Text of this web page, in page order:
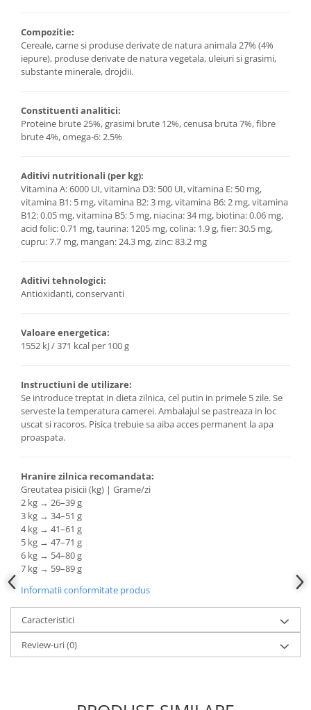
Compozitie:
Cereale, carne si produse derivate de natura animala 27% (4%
iepure), produse derivate de natura vegetala, uleiuri si grasimi,
substante minerale, drojdii.
Constituenti analitici:
Proteine brute 25%, grasimi brute 12%, cenusa bruta 7%, fibre
brute 4%, omega-6: 2.5%
Aditivi nutritionali (per kg):
Vitamina A: 6000 UI, vitamina D3: 500 UI, vitamina E: 50 mg,
vitamina B1: 5 mg, vitamina B2: 3 mg, vitamina B6: 2 mg, vitamina
B12: 0.05 mg, vitamina B5: 5 mg, niacina: 34 mg, biotina: 0.06 mg,
acid folic: 0.71 mg, taurina: 1205 mg, colina: 1.9 g, fier: 30.5 mg,
cupru: 7.7 mg, mangan: 24.3 mg, zinc: 83.2 mg
Aditivi tehnologici:
Antioxidanti, conservanti
Valoare energetica:
1552 kJ / 371 kcal per 100 g
Instructiuni de utilizare:
Se introduce treptat in dieta zilnica, cel putin in primele 5 zile. Se
serveste la temperatura camerei. Ambalajul se pastreaza in loc
uscat si racoros. Pisica trebuie sa aiba acces permanent la apa
proaspata.
Hranire zilnica recomandata:
Greutatea pisicii (kg) | Grame/zi
2 kg → 26–39 g
3 kg → 34–51 g
4 kg → 41–61 g
5 kg → 47–71 g
6 kg → 54–80 g
7 kg → 59–89 g
Informatii conformitate produs
Caracteristici
Review-uri(0)